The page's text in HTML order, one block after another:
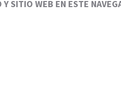
SITIO WEB EN ESTE